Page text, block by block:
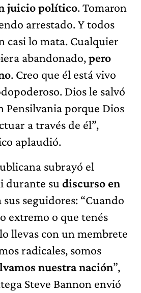
juicio político. Tomaron
arrestado. Y todos
casi lo mata. Cualquier
abandonado,pero
. Creo que él está vivo
Dios le salvó
Pensilvania porque Dios
a través de él”,
aplaudió.
subrayó el
durante su discurso en
seguidores: “Cuando
extremo o que tenés
llevas con un membrete
radicales, somos
nuestra nación”,
Steve Bannon envió